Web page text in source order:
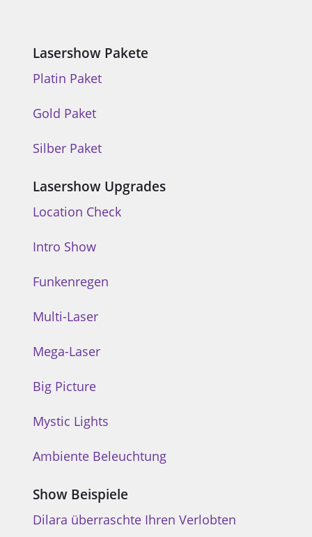
Lasershow Pakete
Platin Paket
Gold Paket
Silber Paket
Lasershow Upgrades
Location Check
Intro Show
Funkenregen
Multi-Laser
Mega-Laser
Big Picture
Mystic Lights
Ambiente Beleuchtung
Show Beispiele
Dilara überraschte Ihren Verlobten